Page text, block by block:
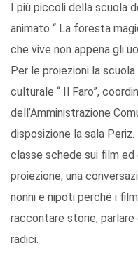
I più piccoli della scuola
animato “ La foresta
che vive non appena gli
Per le proiezioni la
culturale “ Il Faro”,
dell’Amministrazione
disposizione la sala
classe schede sui film
proiezione, una
nonni e nipoti perché i
raccontare storie,
radici.